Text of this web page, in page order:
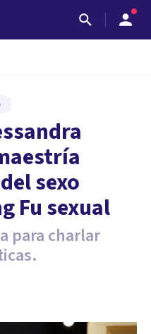
sexo
Fu sexual
para charlar